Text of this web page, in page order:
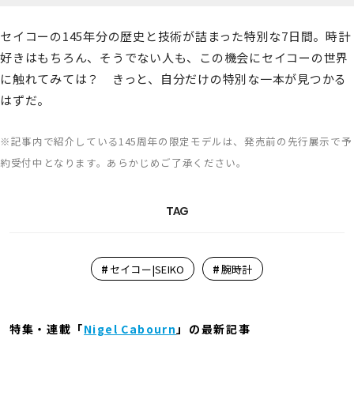
セイコーの145年分の歴史と技術が詰まった特別な7日間。時計
好きはもちろん、そうでない人も、この機会にセイコーの世界
に触れてみては？ きっと、自分だけの特別な一本が見つかる
はずだ。
※記事内で紹介している145周年の限定モデルは、発売前の先行展示で予
約受付中となります。あらかじめご了承ください。
TAG
# セイコー|SEIKO #腕時計
特集・連載「Nigel Cabourn」の最新記事